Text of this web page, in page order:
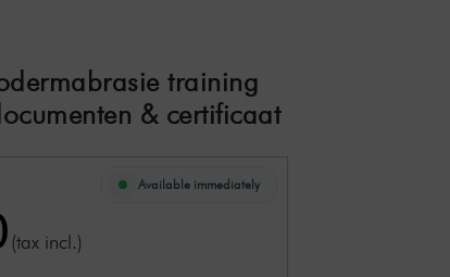
training
& certificaat
(tax incl.)
Available immediately